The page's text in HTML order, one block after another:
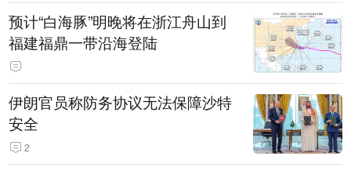
预计“白海豚”明晚将在浙江舟山到
福建福鼎一带沿海登陆
伊朗官员称防务协议无法保障沙特
安全
2